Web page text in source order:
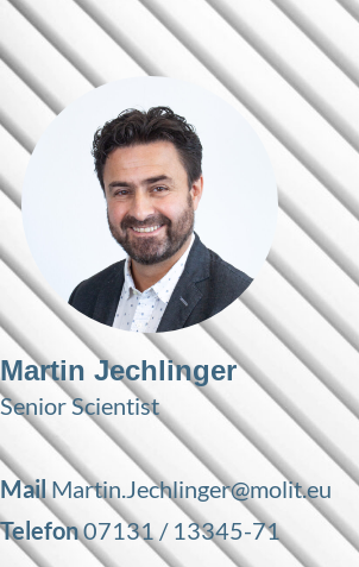
Martin Jechlinger
Senior Scientist
MailMartin.Jechlinger@molit.eu
Telefon07131 / 13345-71